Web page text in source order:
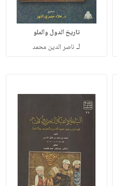
تاريخ الدول والملو
لـ ناصر الدين محمد